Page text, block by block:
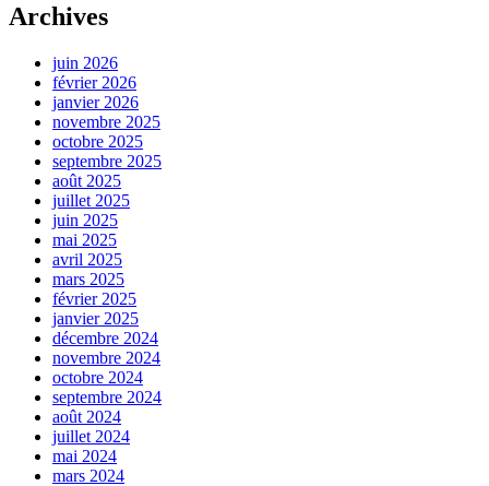
Archives
juin 2026
février 2026
janvier 2026
novembre 2025
octobre 2025
septembre 2025
août 2025
juillet 2025
juin 2025
mai 2025
avril 2025
mars 2025
février 2025
janvier 2025
décembre 2024
novembre 2024
octobre 2024
septembre 2024
août 2024
juillet 2024
mai 2024
mars 2024